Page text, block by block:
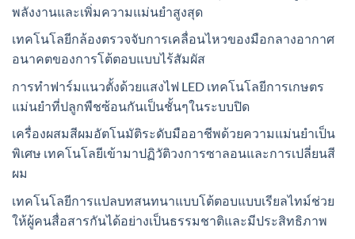
พลังงานและเพิ่มความแม่นยำสูงสุด
เทคโนโลยีกล้องตรวจจับการเคลื่อนไหวของมือกลางอากาศ
อนาคตของการโต้ตอบแบบไร้สัมผัส
การทำฟาร์มแนวตั้งด้วยแสงไฟ LED เทคโนโลยีการเกษตร
แม่นยำที่ปลูกพืชซ้อนกันเป็นชั้นๆในระบบปิด
เครื่องผสมสีผมอัตโนมัติระดับมืออาชีพด้วยความแม่นยำเป็น
พิเศษ เทคโนโลยีเข้ามาปฏิวัติวงการซาลอนและการเปลี่ยนสี
ผม
เทคโนโลยีการแปลบทสนทนาแบบโต้ตอบแบบเรียลไทม์ช่วย
ให้ผู้คนสื่อสารกันได้อย่างเป็นธรรมชาติและมีประสิทธิภาพ